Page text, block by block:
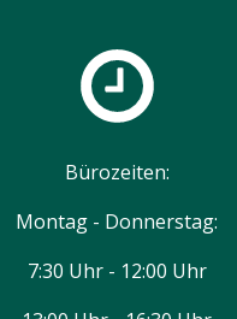
Bürozeiten:
Montag - Donnerstag:
7:30 Uhr - 12:00 Uhr